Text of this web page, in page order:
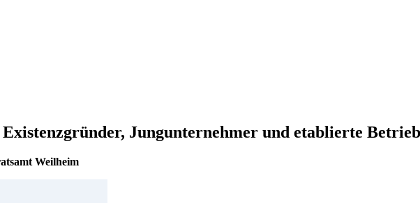
Jungunternehmer und etablierte
Weilheim